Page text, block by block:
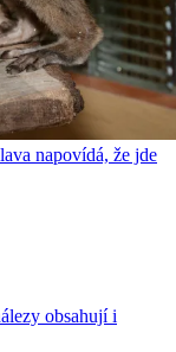
napovídá, že jde
obsahují i